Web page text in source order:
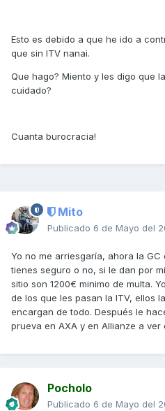
Esto es debido a que he ido a
que sin ITV nanai.
Que hago? Miento y les digo que
cuidado?
Cuanta burocracia!
Mito
Publicado 6 de Mayo del
Yo no me arriesgaría, ahora la
tienes seguro o no, si le dan por
sitio son 1200€ minimo de multa.
de los que les pasan la ITV, ellos
encargan de todo. Después le
prueva en AXA y en Allianze a ver
Pocholo
Publicado 6 de Mayo del